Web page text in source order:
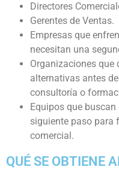
Directores
Gerentes de Ventas.
Empresas que
necesitan una
Organizaciones que
alternativas antes
consultoría o
Equipos que
siguiente paso para
comercial.
QUÉ SE OBTIENE